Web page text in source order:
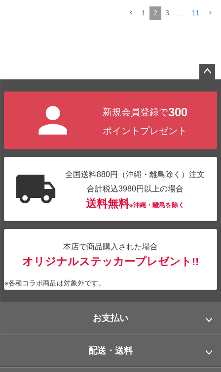
1 2 3 11
新規会員登録で300
ポイントプレゼント
全国送料880円（沖縄・離島除く）注文
合計税込3980円以上の場合
送料無料※沖縄・離島を除く
本店で商品購入された場合
オリジナルステッカープレゼント!!
※各種コラボ商品は対象外です。
お支払い
配送・送料